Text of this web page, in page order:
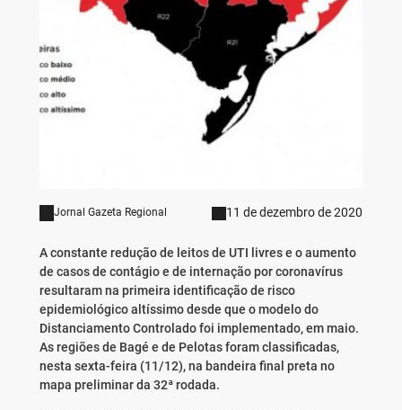
Jornal Gazeta Regional 11 de dezembro de 2020
A constante redução de leitos de UTI livres e o aumento
de casos de contágio e de internação por coronavírus
resultaram na primeira identificação de risco
epidemiológico altíssimo desde que o modelo do
Distanciamento Controlado foi implementado, em maio.
As regiões de Bagé e de Pelotas foram classificadas,
nesta sexta-feira (11/12), na bandeira final preta no
mapa preliminar da 32ª rodada.